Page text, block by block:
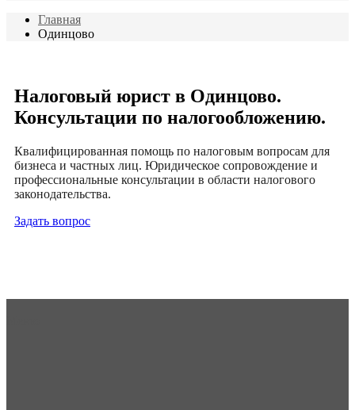
Главная
Одинцово
Налоговый юрист в Одинцово.
Консультации по налогообложению.
Квалифицированная помощь по налоговым вопросам для
бизнеса и частных лиц. Юридическое сопровождение и
профессиональные консультации в области налогового
законодательства.
Задать вопрос